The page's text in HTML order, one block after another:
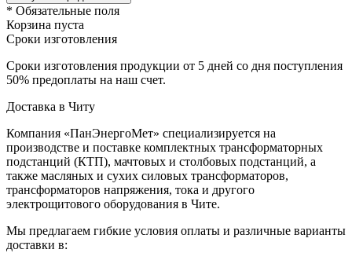
* Обязательные поля
Корзина пуста
Сроки изготовления
Сроки изготовления продукции от 5 дней со дня поступления
50% предоплаты на наш счет.
Доставка в Читу
Компания «ПанЭнергоМет» специализируется на
производстве и поставке комплектных трансформаторных
подстанций (КТП), мачтовых и столбовых подстанций, а
также масляных и сухих силовых трансформаторов,
трансформаторов напряжения, тока и другого
электрощитового оборудования в Чите.
Мы предлагаем гибкие условия оплаты и различные варианты
доставки в: